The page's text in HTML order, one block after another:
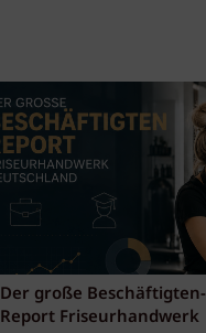
Der große Beschäftigten-
Report Friseurhandwerk